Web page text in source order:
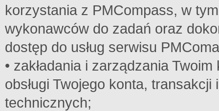
korzystania z PMCompass, w
wykonawców do zadań oraz
dostęp do usług serwisu
• zakładania i zarządzania
obsługi Twojego konta,
technicznych;